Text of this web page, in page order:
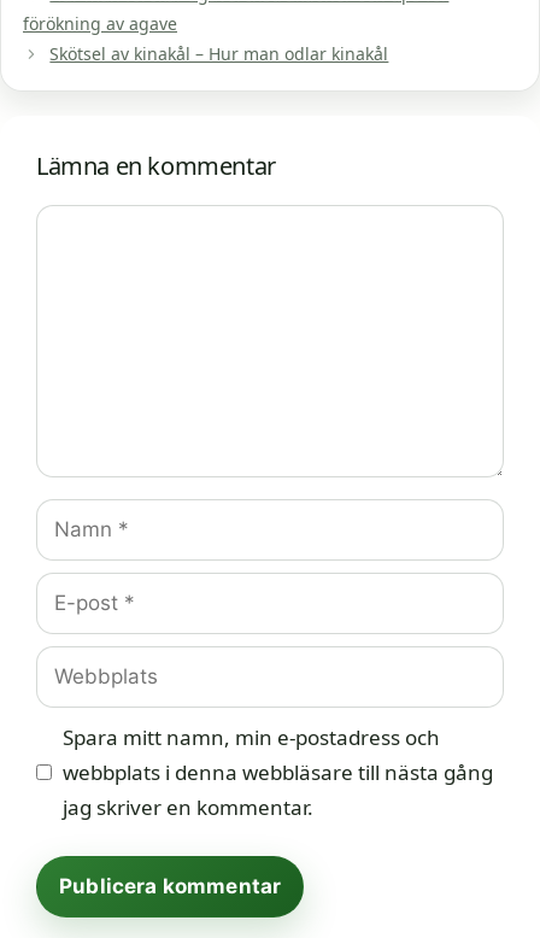
förökning av agave
Skötsel av kinakål – Hur man odlar kinakål
Lämna en kommentar
Kommentar
Namn
E-
post
Webbplats
Spara mitt namn, min e-postadress och
webbplats i denna webbläsare till nästa gång
jag skriver en kommentar.